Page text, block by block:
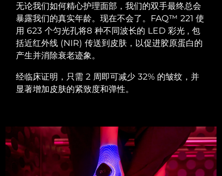
无论我们如何精心护理面部，我们的双手最终总会
暴露我们的真实年龄。现在不会了。FAQ™ 221 使
用 623 个匀光孔将8 种不同波长的 LED 彩光 , 包
括近红外线 (NIR) 传送到皮肤，以促进胶原蛋白的
产生并消除衰老迹象。
经临床证明，只需 2 周即可减少 32% 的皱纹，并
显著增加皮肤的紧致度和弹性。
面部清洁
LUNA™ 4 套装
Anti-aging massage
LUNA™ 4 Plus
LUNA™ 4 Men
For men, anti-aging massage
紧致提拉
BEAR™ 2 套装
Microcurrent toning
BEAR™ 2 go
BEAR™ 2 eyes & lips
Microcurrent line smoothing device
补水保湿
UFO™ 3 套装
UFO™ 3 LED
Near-infrared and red light therapy
device
口腔护理
issa™ 4
issa™ 4 plus
Smart hybrid silicone sonic toothbrush
抗老 LED治疗
NEW
比利时 预计送达日期8/8/26
百慕大 预计送达日期8/14/26
文莱
加拿大 预计送达日期 8/12/26
智利 预计送达日期8/12/26